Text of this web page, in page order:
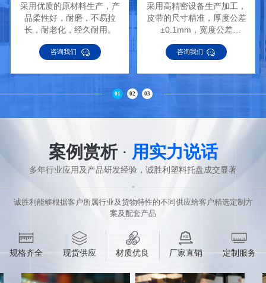
采用优质的原材料生产，产
品柔性好，耐磨，不易拉
长，耐老化，经久耐用。
咨询我们
采用高精密设备生产加工，
皮带的尺寸精准，厚度公差
±0.1mm，宽度公差
咨询我们
01 02 03
案例赏析 · 用实力说话
多年行业应用及产品研发经验，诚胜利塑料托盘成交显著
诚胜利能够根据客户所属行业及货物特性的不同供应给客户精选定制方
案及配套产品
规格齐全 现货供应 材质优良 厂家直销 定制服务